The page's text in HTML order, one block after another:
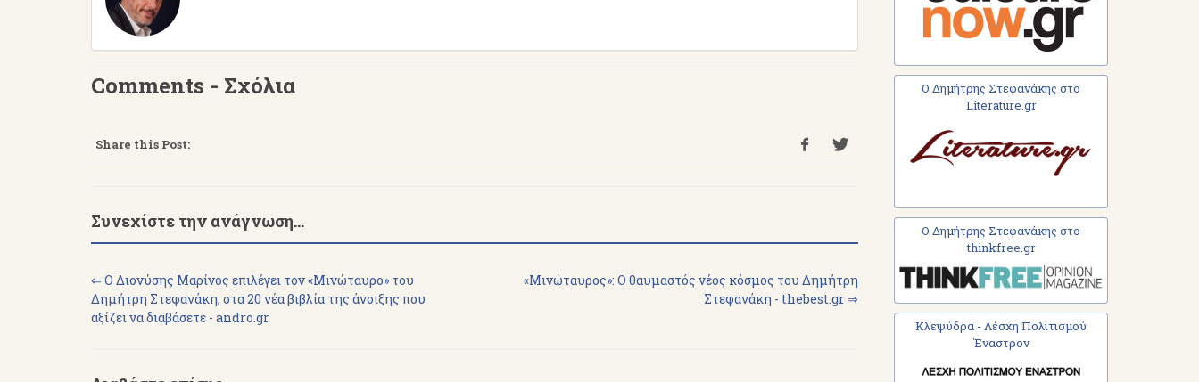
Comments - Σχόλια
Share this Post:
Συνεχίστε την ανάγνωση...
⇐ Ο Διονύσης Μαρίνος επιλέγει τον «Μινώταυρο» του
Δημήτρη Στεφανάκη, στα 20 νέα βιβλία της άνοιξης που
αξίζει να διαβάσετε - andro.gr
«Μινώταυρος»: Ο θαυμαστός νέος κόσμος του Δημήτρη
Στεφανάκη - thebest.gr ⇒
Ο Δημήτρης Στεφανάκης στο
Literature.gr
Ο Δημήτρης Στεφανάκης στο
thinkfree.gr
Κλεψύδρα - Λέσχη Πολιτισμού
Έναστρον